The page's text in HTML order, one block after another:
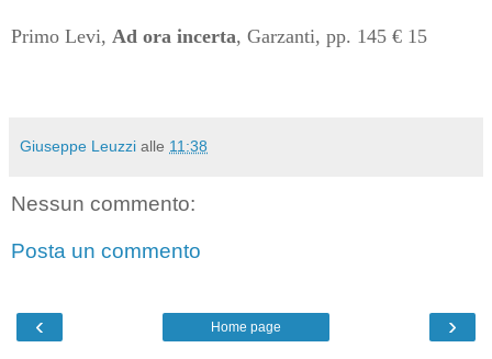
Primo Levi, Ad ora incerta, Garzanti, pp. 145 € 15
Giuseppe Leuzzi alle 11:38
Nessun commento:
Posta un commento
‹ ›
Home page